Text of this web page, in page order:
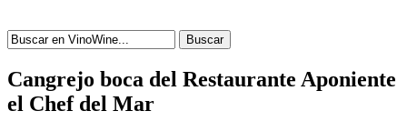
Buscar
Cangrejo boca del Restaurante Aponiente
el Chef del Mar